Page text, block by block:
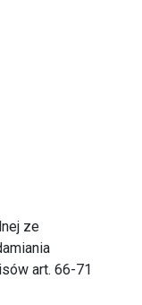
ze
art. 66-71